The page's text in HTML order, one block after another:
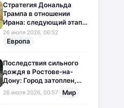
Стратегия Дональда
Трампа в отношении
Ирана: следующий этап
напряженности на
Ближнем Востоке
26 июля 2026, 06:52
Европа
Последствия сильного
дождя в Ростове-на-
Дону: Город затоплен,
свет отключен
26 июля 2026, 00:57 Мир